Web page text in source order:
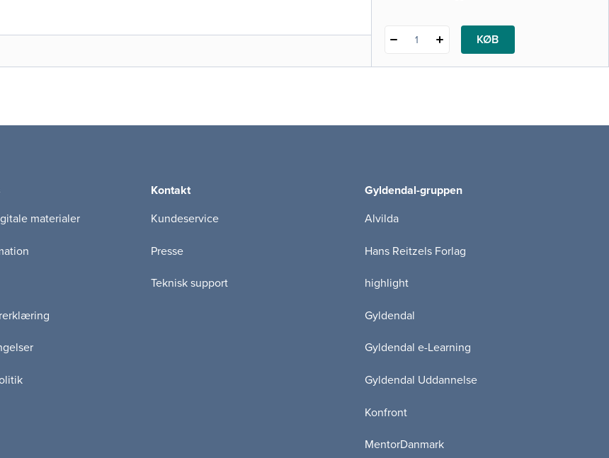
1 KØB
materialer
Kontakt
Kundeservice
Presse
Teknisk support
Gyldendal-gruppen
Alvilda
Hans Reitzels Forlag
highlight
Gyldendal
Gyldendal e-Learning
Gyldendal Uddannelse
Konfront
MentorDanmark